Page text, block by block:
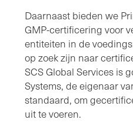
Daarnaast bieden we
GMP-certificering voor
entiteiten in de
op zoek zijn naar
SCS Global Services is
Systems, de eigenaar
standaard, om
uit te voeren.